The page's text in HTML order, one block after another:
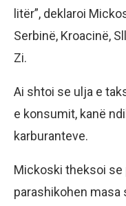
litër”, deklaroi
Serbinë, Kroacinë,
Zi.
Ai shtoi se ulja e
e konsumit, kanë
karburanteve.
Mickoski theksoi
parashikohen